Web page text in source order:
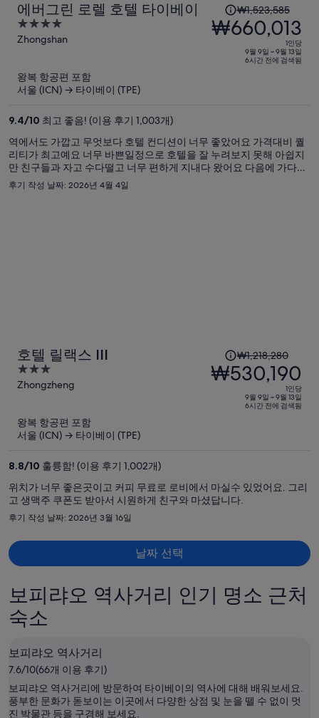
에버그린 로렐 호텔 타이베이
4
out
5
Zhongshan
인
당
현
재
₩1,523,585
₩660,013
1인당
9월 9일 ~ 9월 13일
6시간 전에 검색됨
왕복 항공편 포함
서울 (ICN) → 타이베이 (TPE)
9.4/10 최고 좋음! (이용 후기 1,003개)
역에서도 가깝고 무엇보다 호텔 컨디션이 너무 좋았어요 가격대비 퀄
리티가 최고예요 너무 바쁜일정으로 호텔을 잘 누려보지 못해 아쉽지
만 친구들과 자고 수다떨고 너무 편하게 지내다 왔어요 다음에 가다면
다시 방문하고 싶어요
후기 작성 날짜: 2026년 4월 4일
호텔 릴랙스 III
3
out
Zhongzheng
인
당
현
재
금
₩530,190
입
니
₩1,218,280
₩530,190
1인당
9월 9일 ~ 9월 13일
6시간 전에 검색됨
왕복 항공편 포함
서울 (ICN) → 타이베이 (TPE)
8.8/10 훌륭함! (이용 후기 1,002개)
위치가 너무 좋은곳이고 커피 무료로 로비에서 마실수 있었어요. 그리
고 생맥주 쿠폰도 받아서 시원하게 친구와 마셨답니다.
후기 작성 날짜: 2026년 3월 16일
날짜 선택
보피랴오 역사거리 인기 명소 근처
숙소
보피랴오 역사거리
7.6/10(66개 이용 후기)
보피랴오 역사거리에 방문하여 타이베이의 역사에 대해 배워보세요.
풍부한 문화가 돋보이는 이곳에서 다양한 상점 및 눈을 뗄 수 없이 멋
진 박물관 등을 구경해 보세요.